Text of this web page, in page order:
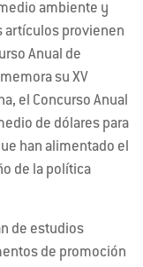
ambiente y
artículos provienen
Anual de
su XV
el Concurso Anual
de dólares para
han alimentado el
de la política
de estudios
de promoción